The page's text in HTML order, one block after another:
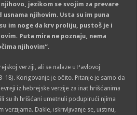
jezikom se svojim za prevare
usnama njihovim. Usta su im puna
im noge da krv proliju, pustoš je i
Puta mira ne poznaju, nema
njihovim“.
verziji, ali se nalaze u Pavlovoj
18). Korigovanje je očito. Pitanje je samo da
iz hebrejske verzije za inat hrišćanima
su ih hrišćani umetnuli podupirući njima
verzijama. Dakle, iskrivljivanje se, uistinu,